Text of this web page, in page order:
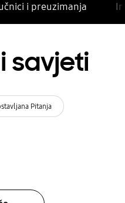
i preuzimanja
savjeti
Pitanja